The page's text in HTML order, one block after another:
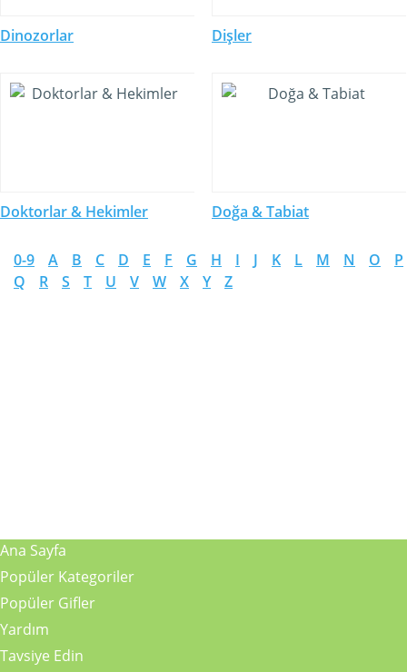
Dinozorlar Dişler
Doktorlar & Hekimler Doğa & Tabiat
0-9 A B C D E F G H I J K L M N O
P
Q
R S T U V W X Y Z
Ana Sayfa
Popüler Kategoriler
Popüler Gifler
Yardım
Tavsiye Edin